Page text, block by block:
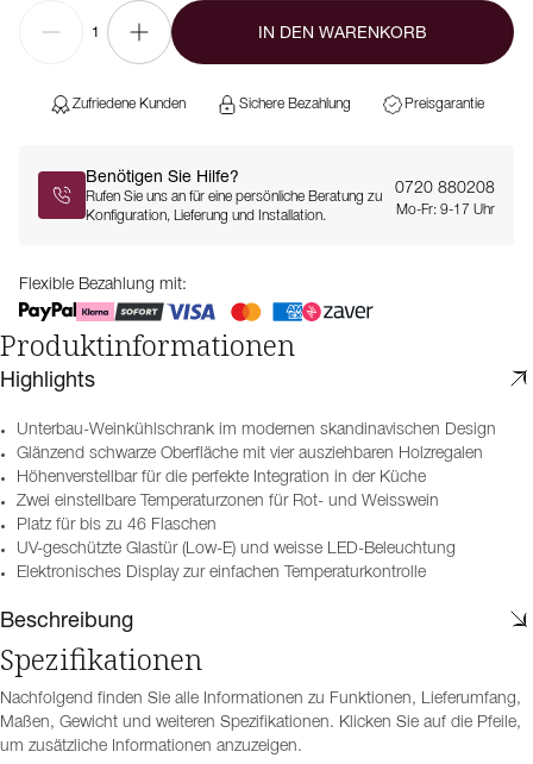
1 IN DEN WARENKORB
Zufriedene Kunden Sichere Bezahlung Preisgarantie
Benötigen Sie Hilfe?
Rufen Sie uns an für eine persönliche Beratung zu
Konfiguration, Lieferung und Installation.
0720 880208
Mo-Fr: 9-17 Uhr
Flexible Bezahlung mit:
Produktinformationen
Highlights
Unterbau-Weinkühlschrank im modernen skandinavischen Design
Glänzend schwarze Oberfläche mit vier ausziehbaren Holzregalen
Höhenverstellbar für die perfekte Integration in der Küche
Zwei einstellbare Temperaturzonen für Rot- und Weisswein
Platz für bis zu 46 Flaschen
UV-geschützte Glastür (Low-E) und weisse LED-Beleuchtung
Elektronisches Display zur einfachen Temperaturkontrolle
Beschreibung
Spezifikationen
Nachfolgend finden Sie alle Informationen zu Funktionen, Lieferumfang,
Maßen, Gewicht und weiteren Spezifikationen. Klicken Sie auf die Pfeile,
um zusätzliche Informationen anzuzeigen.